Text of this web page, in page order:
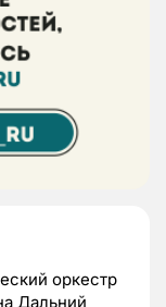
оркестр
Дальний